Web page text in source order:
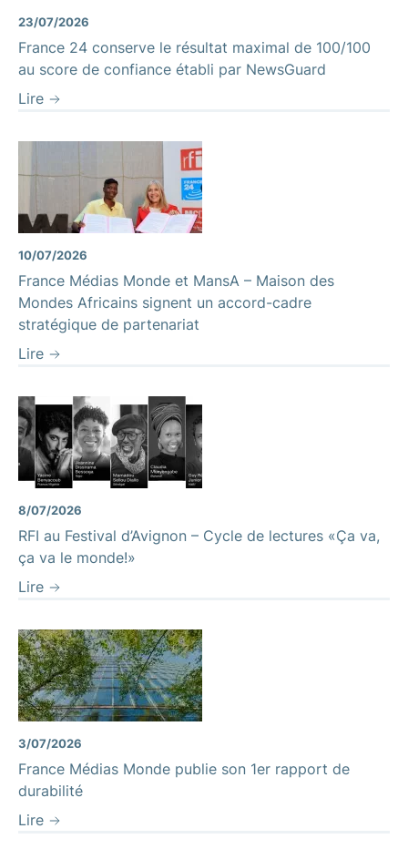
23/07/2026
France 24 conserve le résultat maximal de 100/100
au score de confiance établi par NewsGuard
Lire
10/07/2026
France Médias Monde et MansA – Maison des
Mondes Africains signent un accord-cadre
stratégique de partenariat
Lire
8/07/2026
RFI au Festival d’Avignon – Cycle de lectures «Ça va,
ça va le monde!»
Lire
3/07/2026
France Médias Monde publie son 1er rapport de
durabilité
Lire